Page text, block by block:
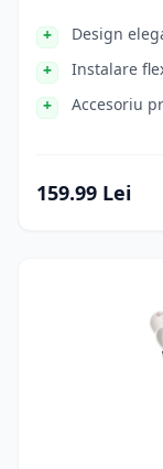
Design
Instalare
Accesoriu
159.99 Lei